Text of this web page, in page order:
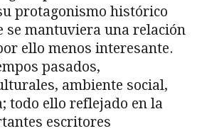
protagonismo histórico
se mantuviera una relación
ello menos interesante.
pasados,
ambiente social,
todo ello reflejado en la
escritores